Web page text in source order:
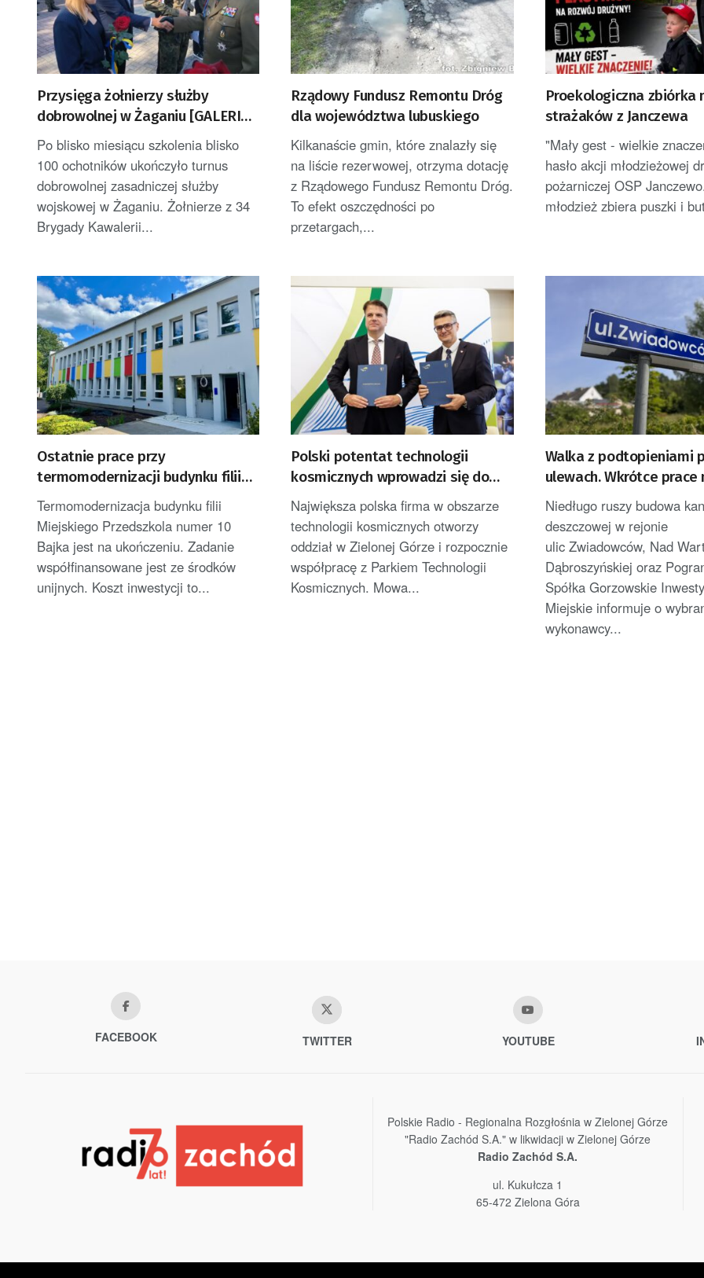
Przysięga żołnierzy służby
dobrowolnej w Żaganiu [GALERIA
ZDJĘĆ]
Po blisko miesiącu szkolenia blisko
100 ochotników ukończyło turnus
dobrowolnej zasadniczej służby
wojskowej w Żaganiu. Żołnierze z 34
Brygady Kawalerii...
Rządowy Fundusz Remontu Dróg
dla województwa lubuskiego
Kilkanaście gmin, które znalazły się
na liście rezerwowej, otrzyma dotację
z Rządowego Fundusz Remontu Dróg.
To efekt oszczędności po
przetargach,...
Proekologiczna zbiórka
strażaków z Janczewa
"Mały gest - wielkie
hasło akcji młodzieżowej
pożarniczej OSP
młodzież zbiera puszki i
Ostatnie prace przy
termomodernizacji budynku filii
żarskiego przedszkola Bajka
Termomodernizacja budynku filii
Miejskiego Przedszkola numer 10
Bajka jest na ukończeniu. Zadanie
współfinansowane jest ze środków
unijnych. Koszt inwestycji to...
Polski potentat technologii
kosmicznych wprowadzi się do
Zielonej Góry
Największa polska firma w obszarze
technologii kosmicznych otworzy
oddział w Zielonej Górze i rozpocznie
współpracę z Parkiem Technologii
Kosmicznych. Mowa...
Walka z podtopieniami
ulewach. Wkrótce prace
ulicach Gorzowa
Niedługo ruszy budowa
deszczowej w rejonie
ulic Zwiadowców, Nad
Dąbroszyńskiej oraz
Spółka Gorzowskie
Miejskie informuje o
wykonawcy...
FACEBOOK TWITTER YOUTUBE
Polskie Radio - Regionalna Rozgłośnia w Zielonej Górze
"Radio Zachód S.A." w likwidacji w Zielonej Górze
Radio Zachód S.A.
ul. Kukułcza 1
65-472 Zielona Góra